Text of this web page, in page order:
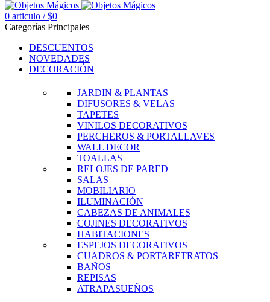
0 articulo / $0
Categorías Principales
DESCUENTOS
NOVEDADES
DECORACIÓN
JARDIN & PLANTAS
DIFUSORES & VELAS
TAPETES
VINILOS DECORATIVOS
PERCHEROS & PORTALLAVES
WALL DECOR
TOALLAS
RELOJES DE PARED
SALAS
MOBILIARIO
ILUMINACIÓN
CABEZAS DE ANIMALES
COJINES DECORATIVOS
HABITACIONES
ESPEJOS DECORATIVOS
CUADROS & PORTARETRATOS
BAÑOS
REPISAS
ATRAPASUEÑOS